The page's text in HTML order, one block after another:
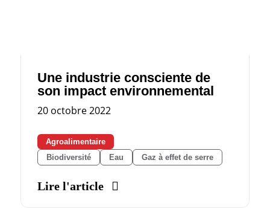
Une industrie consciente de
son impact environnemental
20 octobre 2022
Agroalimentaire
Biodiversité
Eau Gaz à effet de serre
Lire l'article